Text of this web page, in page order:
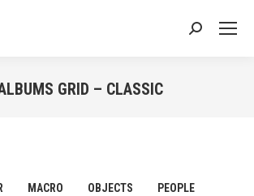
Recherche
GRID – CLASSIC
MACRO OBJECTS PEOPLE